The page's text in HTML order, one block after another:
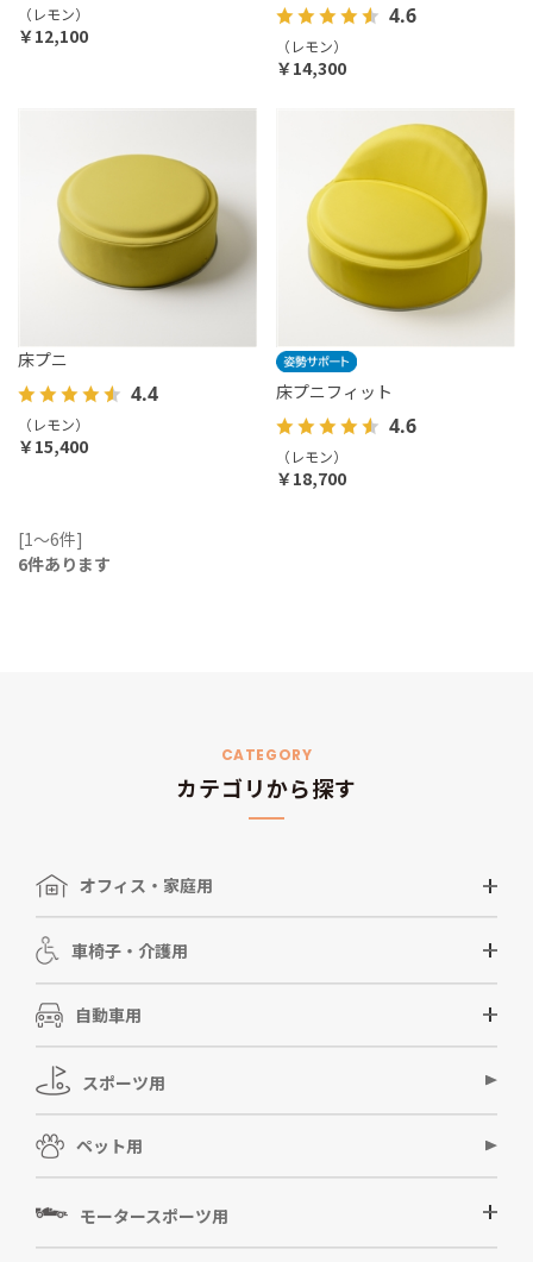
（レモン）
￥12,100
4.6
（レモン）
￥14,300
床プニ
4.4
（レモン）
￥15,400
床プニフィット
4.6
（レモン）
￥18,700
[1～6件]
6件あります
CATEGORY
カテゴリから探す
オフィス・家庭用
車椅子・介護用
自動車用
スポーツ用
ペット用
モータースポーツ用